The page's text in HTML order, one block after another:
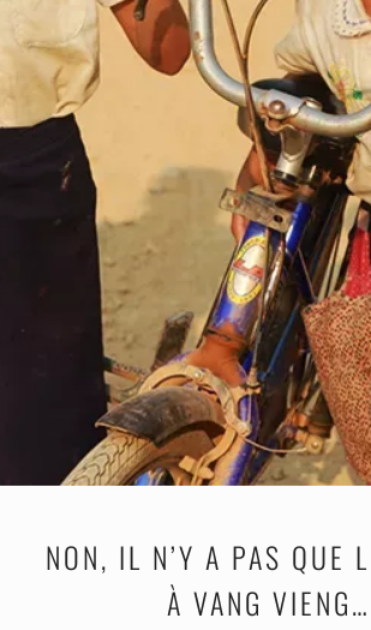
NON, IL N’Y A PAS QUE
À VANG VIENG…